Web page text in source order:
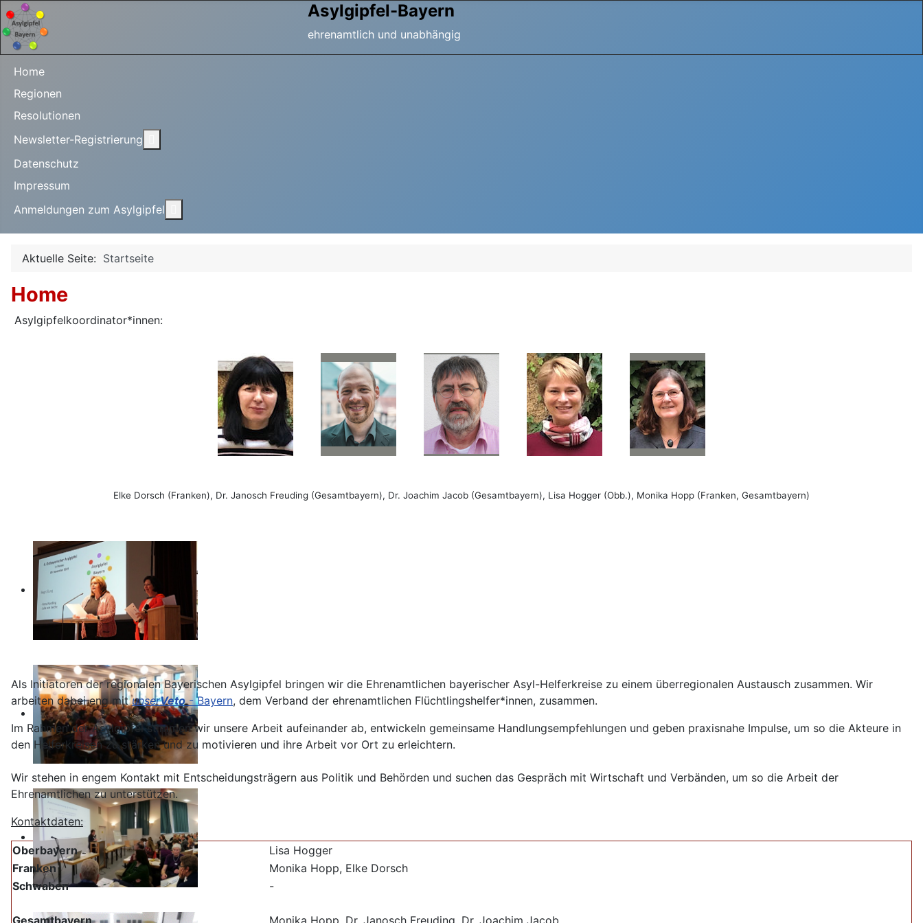
Asylgipfel-Bayern
ehrenamtlich und unabhängig
Home
Regionen
Resolutionen
Newsletter-Registrierung
Datenschutz
Impressum
Anmeldungen zum Asylgipfel
Aktuelle Seite: Startseite
Home
Asylgipfelkoordinator*innen:
Elke Dorsch (Franken), Dr. Janosch Freuding (Gesamtbayern), Dr. Joachim Jacob (Gesamtbayern), Lisa Hogger (Obb.), Monika Hopp (Franken, Gesamtbayern)
Als Initiatoren der regionalen Bayerischen Asylgipfel bringen wir die Ehrenamtlichen bayerischer Asyl-Helferkreise zu einem überregionalen Austausch zusammen. Wir
arbeiten dabei eng mitunserVeto- Bayern, dem Verband der ehrenamtlichen Flüchtlingshelfer*innen, zusammen.
Im Rahmen der Asylgipfel stimmen wir unsere Arbeit aufeinander ab, entwickeln gemeinsame Handlungsempfehlungen und geben praxisnahe Impulse, um so die Akteure in
den Helferkreisen zu stärken und zu motivieren und ihre Arbeit vor Ort zu erleichtern.
Wir stehen in engem Kontakt mit Entscheidungsträgern aus Politik und Behörden und suchen das Gespräch mit Wirtschaft und Verbänden, um so die Arbeit der
Ehrenamtlichen zu unterstützen.
Kontaktdaten:
Oberbayern
Lisa Hogger
Franken
Monika Hopp, Elke Dorsch
Schwaben
-
Gesamtbayern Monika Hopp, Dr, Janosch Freuding, Dr. Joachim Jacob